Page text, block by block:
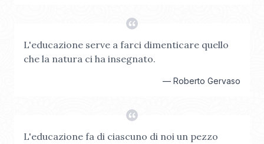
L'educazione serve a farci dimenticare quello
che la natura ci ha insegnato.
— Roberto Gervaso
L'educazione fa di ciascuno di noi un pezzo